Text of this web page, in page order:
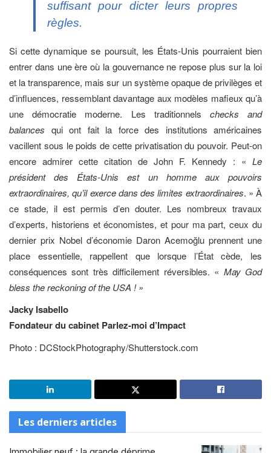
suffisant pour dicter leurs propres
règles.
Si cette dynamique se poursuit, les États-Unis pourraient bien
entrer dans une ère où la gouvernance ne repose plus sur la loi
et la transparence, mais sur un système opaque de privilèges et
d’influences, ressemblant davantage aux modèles mafieux qu’à
une démocratie moderne. Les traditionnels checks and
balances qui ont fait la force des institutions américaines
vacillent sous le poids de cette privatisation du pouvoir. Peut-on
encore admirer cette citation de John F. Kennedy : « Le
président des États-Unis est un homme aux pouvoirs
extraordinaires, qu’il exerce dans des limites extraordinaires. » À
ce stade, il est permis d’en douter. Les nombreux travaux
d’experts, historiens et économistes, et pour ma part, ceux du
dernier prix Nobel d’économie Daron Acemoğlu prennent une
place essentielle, rappellent que lorsque l’État cède, les
conséquences sont très difficilement réversibles. « May God
bless the reckoning of the USA ! »
Jacky Isabello
Fondateur du cabinet Parlez-moi d’Impact
Photo : DCStockPhotography/Shutterstock.com
Les derniers articles